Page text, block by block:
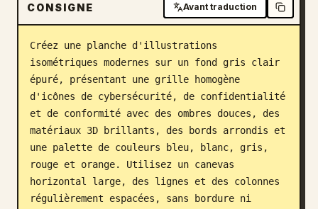
Télécharger
Blog
Mises à jour
CONSIGNE Avant traduction
Créez une planche d'illustrations
isométriques modernes sur un fond gris clair
épuré, présentant une grille homogène
d'icônes de cybersécurité, de confidentialité
et de conformité avec des ombres douces, des
matériaux 3D brillants, des bords arrondis et
une palette de couleurs bleu, blanc, gris,
rouge et orange. Utilisez un canevas
horizontal large, des lignes et des colonnes
régulièrement espacées, sans bordure ni